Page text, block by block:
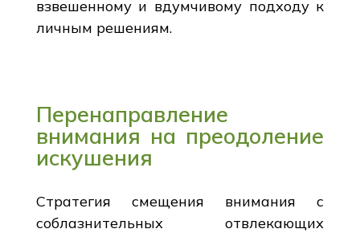
взвешенному и вдумчивому подходу к
личным решениям.
Перенаправление
внимания на преодоление
искушения
Стратегия смещения внимания с
соблазнительных отвлекающих